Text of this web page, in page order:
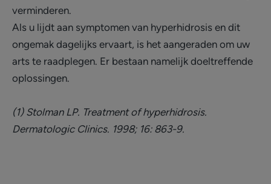
verminderen.
Als u lijdt aan symptomen van hyperhidrosis en dit
ongemak dagelijks ervaart, is het aangeraden om uw
arts te raadplegen. Er bestaan namelijk doeltreffende
oplossingen.
(1) Stolman LP. Treatment of hyperhidrosis.
Dermatologic Clinics. 1998; 16: 863-9.